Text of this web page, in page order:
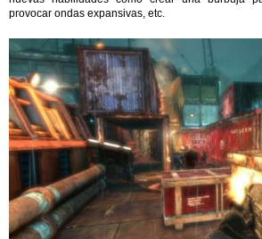
provocar ondas expansivas, etc.